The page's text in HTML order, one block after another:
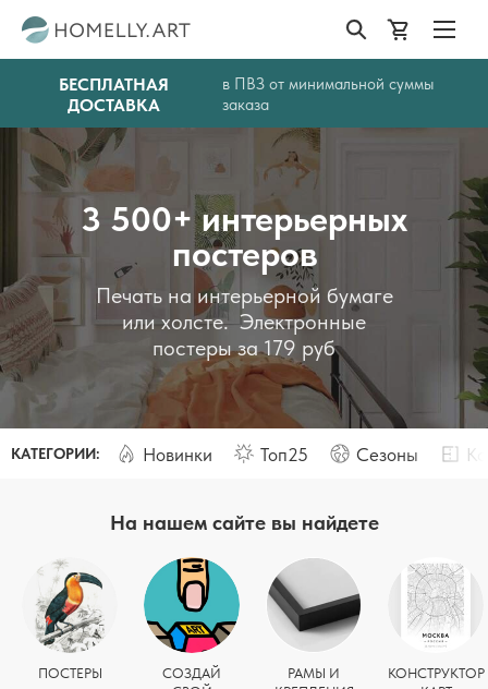
БЕСПЛАТНАЯ
ДОСТАВКА
в ПВЗ от минимальной суммы
заказа
3 500+ интерьерных
постеров
Печать на интерьерной бумаге
или холсте. Электронные
постеры за 179 руб
КАТЕГОРИИ: Новинки Топ25 Сезоны
На нашем сайте вы найдете
ПОСТЕРЫ
СОЗДАЙ
РАМЫ И
КОНСТРУКТОР